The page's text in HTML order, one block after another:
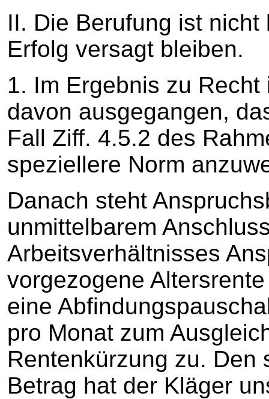
II. Die Berufung ist
Erfolg versagt bleiben.
1. Im Ergebnis zu
davon ausgegangen,
Fall Ziff. 4.5.2 des
speziellere Norm
Danach steht
unmittelbarem
Arbeitsverhältnisses
vorgezogene
eine
pro Monat zum
Rentenkürzung zu. Den
Betrag hat der Kläger